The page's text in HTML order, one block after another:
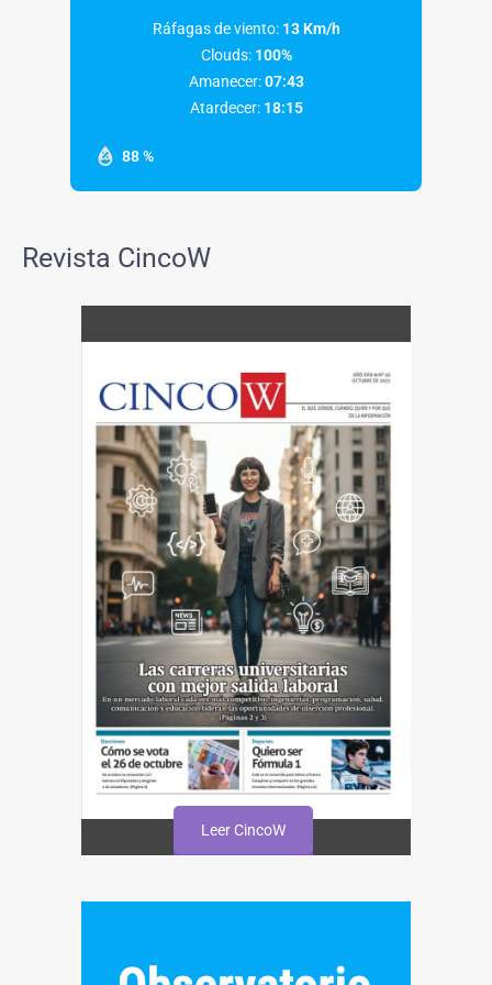
88 %
Ráfagas de viento: 13 Km/h
Clouds: 100%
Amanecer: 07:43
Atardecer: 18:15
Revista CincoW
Leer CincoW